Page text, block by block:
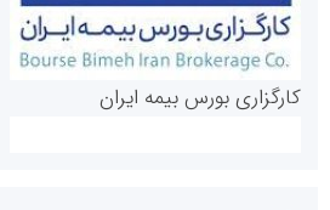
کارگزاری بورس بیمه ایران